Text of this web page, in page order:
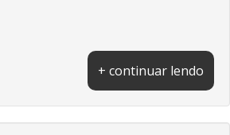
+ continuar lendo